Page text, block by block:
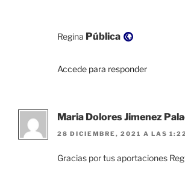
Regina Pública
Accede para responder
Maria Dolores Jimenez
28 DICIEMBRE, 2021 A LAS
Gracias por tus aportaciones